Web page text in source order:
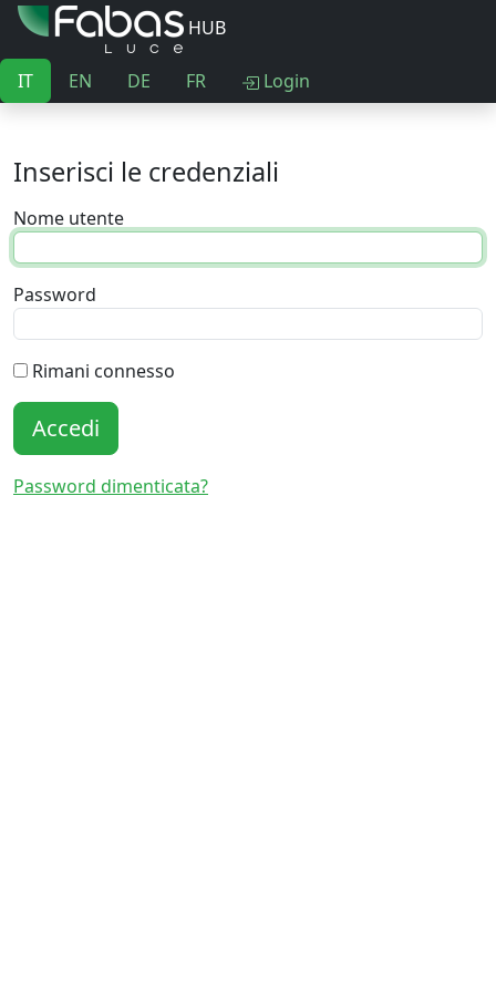
HUB
IT EN DE FR Login
Inserisci le credenziali
Nome utente
Password
Rimani connesso
Accedi
Password dimenticata?